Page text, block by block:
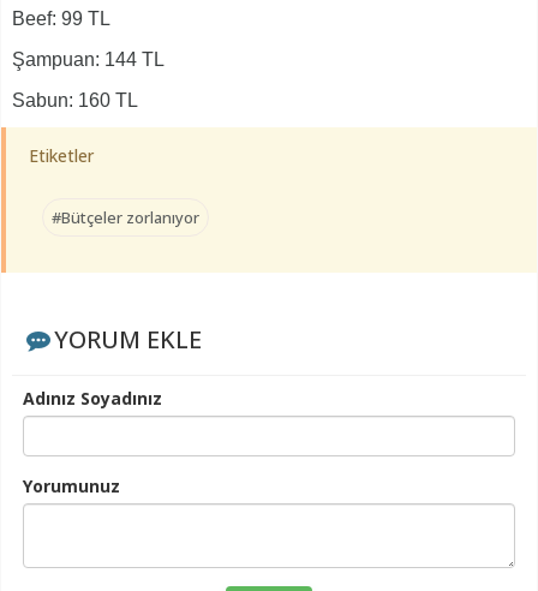
Beef: 99 TL
Şampuan: 144 TL
Sabun: 160 TL
Etiketler
#Bütçeler zorlanıyor
YORUM EKLE
Adınız Soyadınız
Yorumunuz